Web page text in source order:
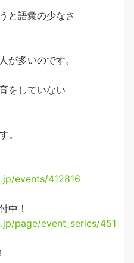
と語彙の少なさ
が多いのです。
をしていない
。
events/412816
中！
page/event_series/451